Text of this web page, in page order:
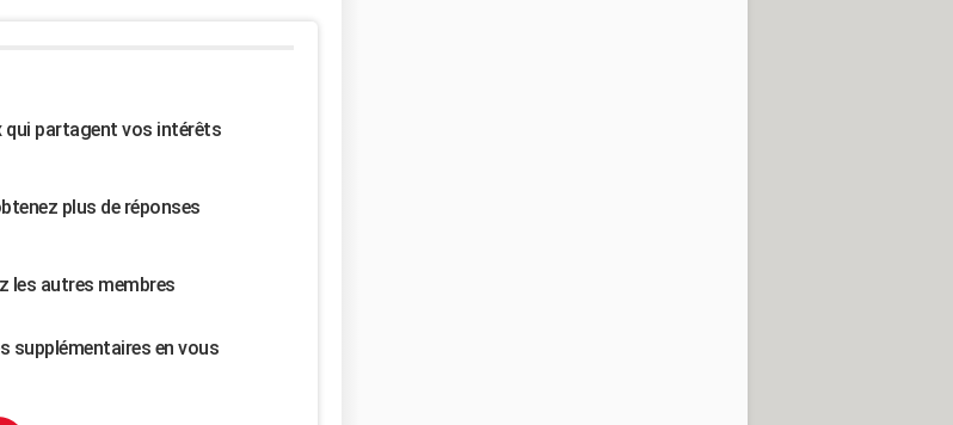
qui partagent vos intérêts
plus de réponses
les autres membres
supplémentaires en vous